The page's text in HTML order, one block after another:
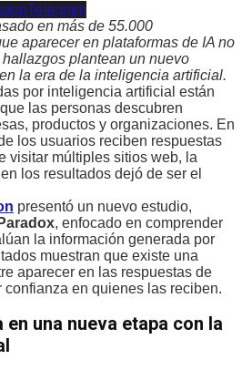
Telegram
en más de 55.000
aparecer en plataformas de IA no
plantean un nuevo
la era de la inteligencia artificial.
por inteligencia artificial están
las personas descubren
productos y organizaciones. En
los usuarios reciben respuestas
visitar múltiples sitios web, la
los resultados dejó de ser el
presentó un nuevo estudio,
, enfocado en comprender
la información generada por
muestran que existe una
aparecer en las respuestas de
confianza en quienes las reciben.
una nueva etapa con la